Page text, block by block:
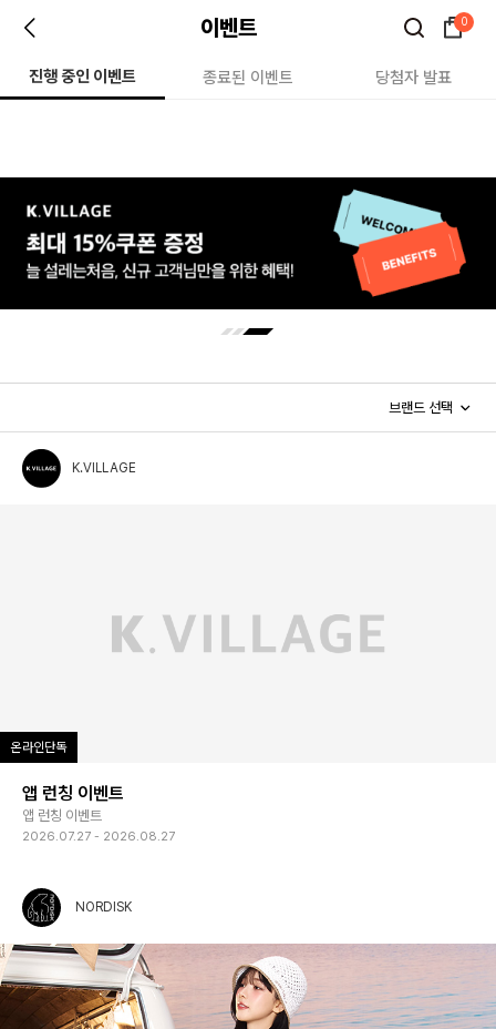
이벤트 0
진행 중인 이벤트 종료된 이벤트 당첨자 발표
K.VILLAGE
온라인단독
앱 런칭 이벤트
앱 런칭 이벤트
2026.07.27 - 2026.08.27
NORDISK